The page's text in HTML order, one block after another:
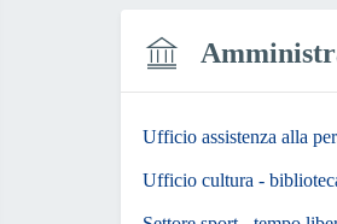
Ufficio assistenza alla
Ufficio cultura -